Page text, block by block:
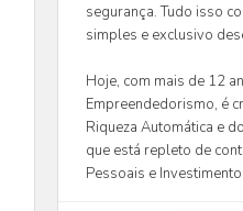
segurança. Tudo isso
simples e exclusivo
Hoje, com mais de 12
Empreendedorismo, é
Riqueza Automática e
que está repleto de
Pessoais e